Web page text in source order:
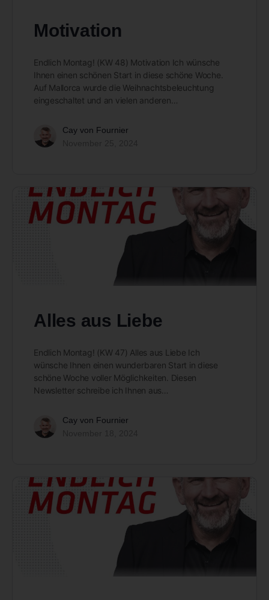
Motivation
Endlich Montag! (KW 48) Motivation Ich wünsche
Ihnen einen schönen Start in diese schöne Woche.
Auf Mallorca wurde die Weihnachtsbeleuchtung
eingeschaltet und an vielen anderen…
Cay von Fournier
Alles aus Liebe
Endlich Montag! (KW 47) Alles aus Liebe Ich
wünsche Ihnen einen wunderbaren Start in diese
schöne Woche voller Möglichkeiten. Diesen
Newsletter schreibe ich Ihnen aus…
Cay von Fournier